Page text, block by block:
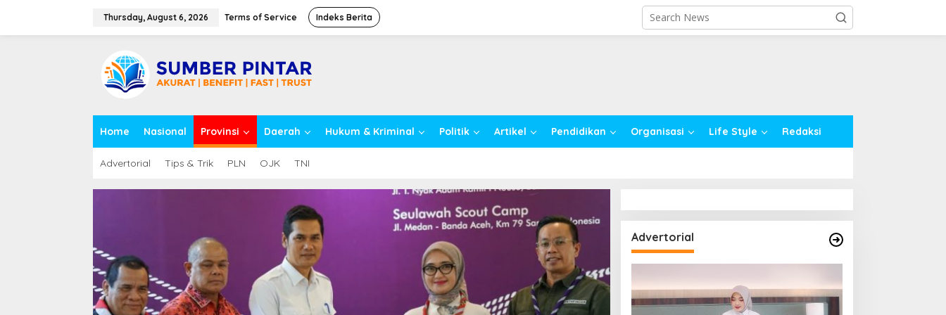
Thursday, August 6, 2026 Terms of Service Indeks Berita
Home Nasional Provinsi Daerah Hukum & Kriminal Politik Artikel Pendidikan Organisasi Life Style Redaksi
Advertorial Tips & Trik PLN OJK TNI
Advertorial